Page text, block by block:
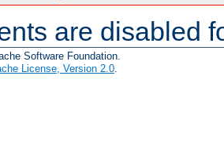
are disabled
Software Foundation.
License, Version 2.0